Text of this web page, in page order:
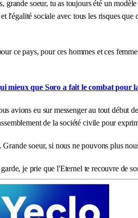
grande soeur, tu as toujours été un
l'égalité sociale avec tous les risques
ce pays, pour ces hommes et ces
mieux que Soro a fait le combat pour
avions eu sur messenger au tout
de la société civile pour
soeur, si nous ne pouvons plus
garde, je prie que l'Eternel te recouvre de